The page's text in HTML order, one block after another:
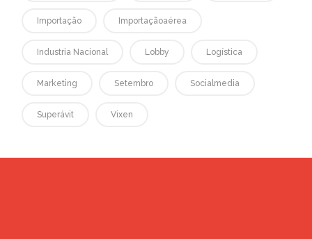
Importação Importaçãoaérea
Industria Nacional Lobby Logística
Marketing Setembro Socialmedia
Superávit Vixen